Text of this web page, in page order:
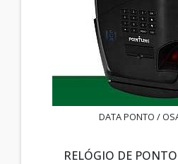
DATA PONTO /
RELÓGIO DE